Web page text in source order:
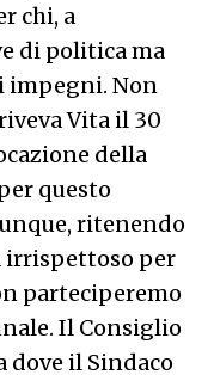
chi, a
di politica ma
impegni. Non
Vita il 30
della
questo
ritenendo
irrispettoso per
parteciperemo
Il Consiglio
dove il Sindaco